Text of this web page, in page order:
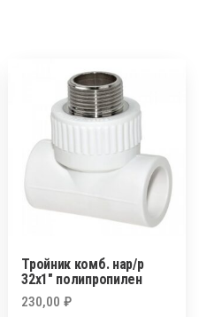
Тройник комб. нар/р
32х1″ полипропилен
230,00₽